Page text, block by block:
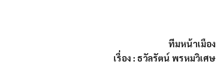
ทีมหน้าเมือง
เรื่อง : ธวัลรัตน์ พรหมวิเศษ